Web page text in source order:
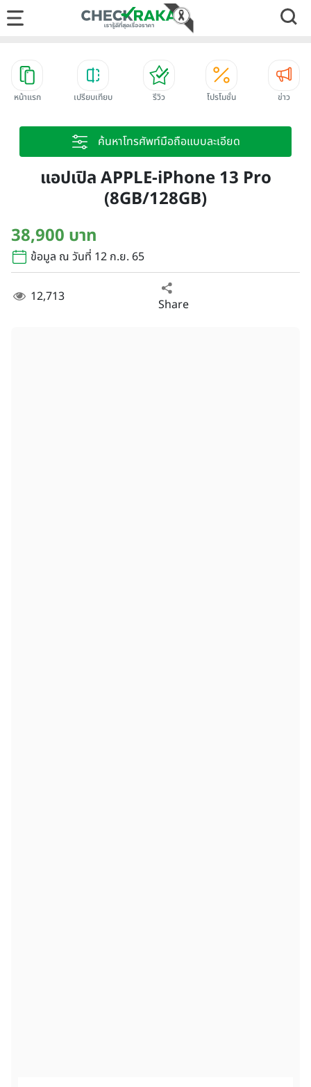
หน้าแรก เปรียบเทียบ รีวิว โปรโมชั่น ข่าว
ค้นหาโทรศัพท์มือถือแบบละเอียด
แอปเปิล APPLE-iPhone 13 Pro
(8GB/128GB)
38,900 บาท
ข้อมูล ณ วันที่ 12 ก.ย. 65
12,713 Share